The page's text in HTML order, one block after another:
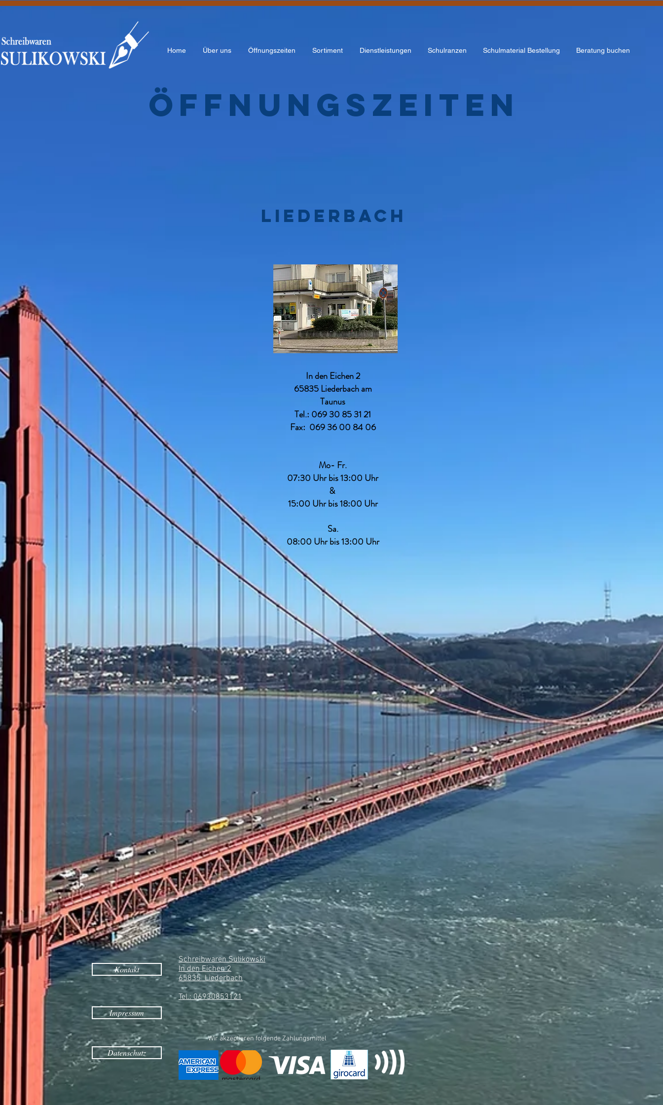
Home Über uns Öffnungszeiten Sortiment Dienstleistungen Schulranzen Schulmaterial Bestellung Beratung buchen
Öffnungszeiten
Liederbach
In den Eichen 2
65835 Liederbach am
Taunus
Tel.: 069 30 85 31 21
Fax: 069 36 00 84 06
Mo- Fr.
07:30 Uhr bis 13:00 Uhr
&
15:00 Uhr bis 18:00 Uhr
Sa.
08:00 Uhr bis 13:00 Uhr
Kontakt
Impressum
Schreibwaren Sulikowski
In den Eichen 2
65835 Liederbach
Tel.: 06930853121
Wir akzeptieren folgende Zahlungsmittel
Datenschutz